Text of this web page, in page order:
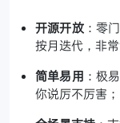
开源开放：零
按月迭代，非常
简单易用 ：极
你说厉不厉害；